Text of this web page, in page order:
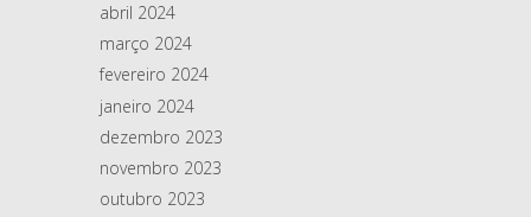
abril 2024
março 2024
fevereiro 2024
janeiro 2024
dezembro 2023
novembro 2023
outubro 2023